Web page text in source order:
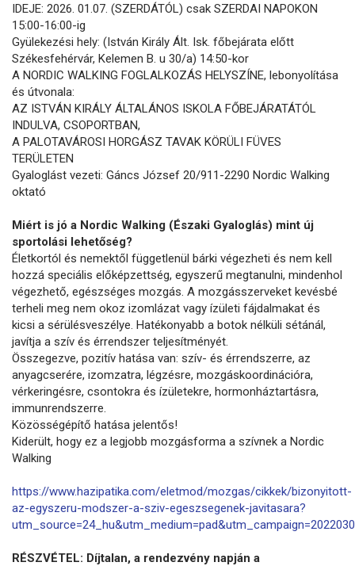
IDEJE: 2026. 01.07. (SZERDÁTÓL) csak SZERDAI NAPOKON
15:00-16:00-ig
Gyülekezési hely: (István Király Ált. Isk. főbejárata előtt
Székesfehérvár, Kelemen B. u 30/a) 14:50-kor
A NORDIC WALKING FOGLALKOZÁS HELYSZÍNE, lebonyolítása
és útvonala:
AZ ISTVÁN KIRÁLY ÁLTALÁNOS ISKOLA FŐBEJÁRATÁTÓL
INDULVA, CSOPORTBAN,
A PALOTAVÁROSI HORGÁSZ TAVAK KÖRÜLI FÜVES
TERÜLETEN
Gyaloglást vezeti: Gáncs József 20/911-2290 Nordic Walking
oktató
Miért is jó a Nordic Walking (Északi Gyaloglás) mint új
sportolási lehetőség?
Életkortól és nemektől függetlenül bárki végezheti és nem kell
hozzá speciális előképzettség, egyszerű megtanulni, mindenhol
végezhető, egészséges mozgás. A mozgásszerveket kevésbé
terheli meg nem okoz izomlázat vagy ízületi fájdalmakat és
kicsi a sérülésveszélye. Hatékonyabb a botok nélküli sétánál,
javítja a szív és érrendszer teljesítményét.
Összegezve, pozitív hatása van: szív- és érrendszerre, az
anyagcserére, izomzatra, légzésre, mozgáskoordinációra,
vérkeringésre, csontokra és ízületekre, hormonháztartásra,
immunrendszerre.
Közösségépítő hatása jelentős!
Kiderült, hogy ez a legjobb mozgásforma a szívnek a Nordic
Walking
https://www.hazipatika.com/eletmod/mozgas/cikkek/bizonyitott-
az-egyszeru-modszer-a-sziv-egeszsegenek-javitasara?
RÉSZVÉTEL: Díjtalan, a rendezvény napján a